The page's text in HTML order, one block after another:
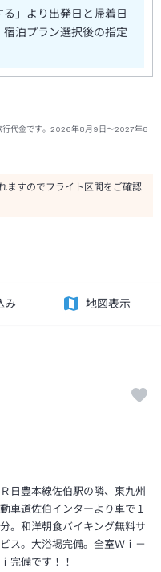
」より出発日と帰着日
泊プラン選択後の指定
行代金です。2026年8月9日～2027年8
ますのでフライト区間をご確認
み 地図表示
Ｒ日豊本線佐伯駅の隣、東九州
車道佐伯インターより車で１
分。和洋朝食バイキング無料サ
ス。大浴場完備。全室Ｗｉ－
完備です！！